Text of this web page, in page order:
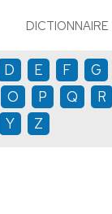
DICTIONNAIRE
D E F G
O P Q R
Y Z